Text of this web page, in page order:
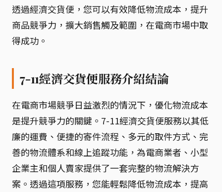
透過經濟交貨便，您可以有效降低物流成本，提升
商品競爭力，擴大銷售觸及範圍，在電商市場中取
得成功。
7-11經濟交貨便服務介紹結論
在電商市場競爭日益激烈的情況下，優化物流成本
是提升競爭力的關鍵。7-11經濟交貨便服務以其低
廉的運費、便捷的寄件流程、多元的取件方式、完
善的物流體系和線上追蹤功能，為電商業者、小型
企業主和個人賣家提供了一套完整的物流解決方
案。透過這項服務，您能輕鬆降低物流成本，提高